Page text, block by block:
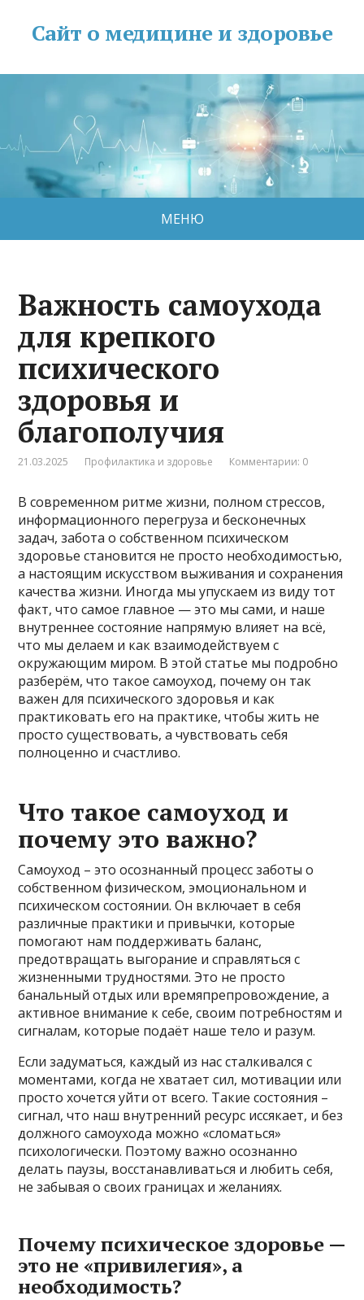
Сайт о медицине и здоровье
МЕНЮ
Важность самоухода
для крепкого
психического
здоровья и
благополучия
21.03.2025 Профилактика и здоровье Комментарии: 0
В современном ритме жизни, полном стрессов,
информационного перегруза и бесконечных
задач, забота о собственном психическом
здоровье становится не просто необходимостью,
а настоящим искусством выживания и сохранения
качества жизни. Иногда мы упускаем из виду тот
факт, что самое главное — это мы сами, и наше
внутреннее состояние напрямую влияет на всё,
что мы делаем и как взаимодействуем с
окружающим миром. В этой статье мы подробно
разберём, что такое самоуход, почему он так
важен для психического здоровья и как
практиковать его на практике, чтобы жить не
просто существовать, а чувствовать себя
полноценно и счастливо.
Что такое самоуход и
почему это важно?
Самоуход – это осознанный процесс заботы о
собственном физическом, эмоциональном и
психическом состоянии. Он включает в себя
различные практики и привычки, которые
помогают нам поддерживать баланс,
предотвращать выгорание и справляться с
жизненными трудностями. Это не просто
банальный отдых или времяпрепровождение, а
активное внимание к себе, своим потребностям и
сигналам, которые подаёт наше тело и разум.
Если задуматься, каждый из нас сталкивался с
моментами, когда не хватает сил, мотивации или
просто хочется уйти от всего. Такие состояния –
сигнал, что наш внутренний ресурс иссякает, и без
должного самоухода можно «сломаться»
психологически. Поэтому важно осознанно
делать паузы, восстанавливаться и любить себя,
не забывая о своих границах и желаниях.
Почему психическое здоровье —
это не «привилегия», а
необходимость?